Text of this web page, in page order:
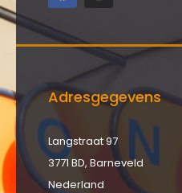
Adresgegevens
Langstraat 97
3771 BD, Barneveld
Nederland